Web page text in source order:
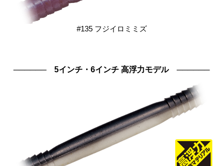
#135 フジイロミミズ
────── 5インチ・6インチ 高浮力モデル ──────